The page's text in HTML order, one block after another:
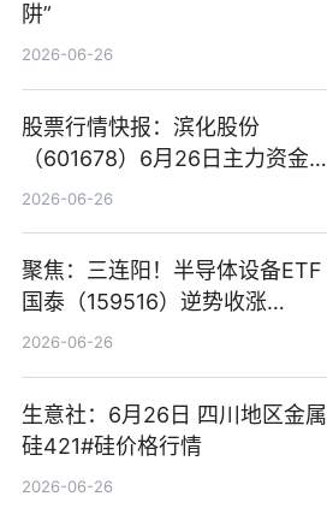
阱”
2026-06-26
股票行情快报：滨化股份
（601678）6月26日主力资金净
卖出5964.34万元
2026-06-26
聚焦：三连阳！半导体设备ETF
国泰（159516）逆势收涨
3.5%，近10日累计净流入超65
2026-06-26
生意社：6月26日 四川地区金属
硅421#硅价格行情
2026-06-26